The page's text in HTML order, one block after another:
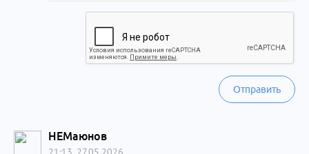
Отправить
НЕМаюнов